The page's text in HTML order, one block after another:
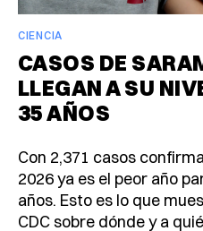
CIENCIA
CASOS DE
LLEGAN A SU
35 AÑOS
Con 2,371 casos
2026 ya es el peor año
años. Esto es lo que
CDC sobre dónde y a